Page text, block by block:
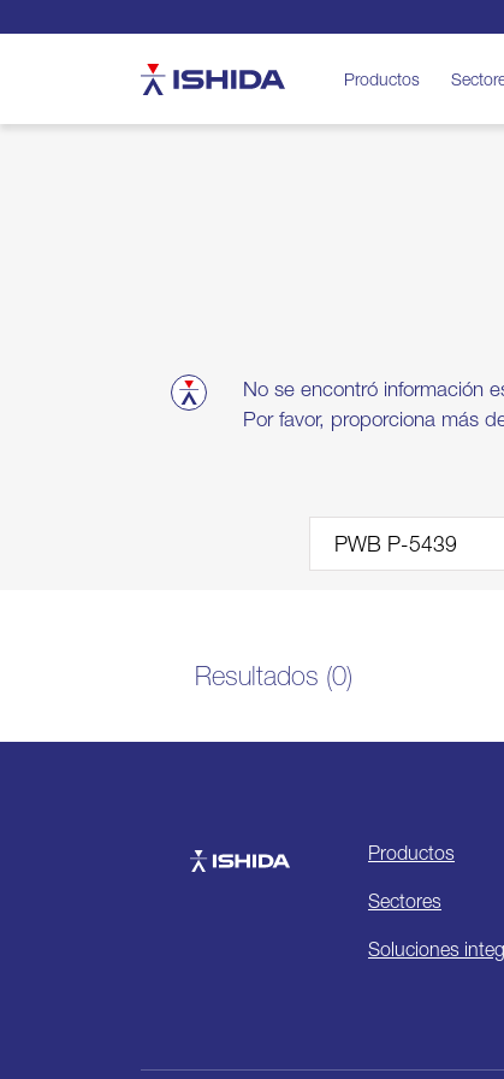
Productos
No se encontró información
Por favor, proporciona más
Resultados (0)
Productos
Sectores
Soluciones